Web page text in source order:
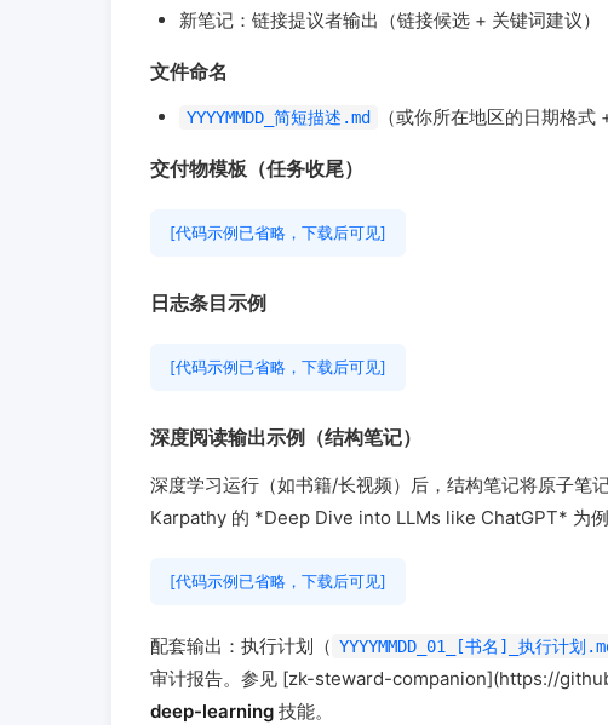
新笔记：链接提议者输出（链接候选 + 关键词建议）
文件命名
YYYYMMDD_简短描述.md （或你所在地区的日期格式
交付物模板（任务收尾）
[代码示例已省略，下载后可见]
日志条目示例
[代码示例已省略，下载后可见]
深度阅读输出示例（结构笔记）
深度学习运行（如书籍/长视频）后，结构笔记将原子笔
Karpathy 的 *Deep Dive into LLMs like ChatGPT* 为例
[代码示例已省略，下载后可见]
配套输出：执行计划（ YYYYMMDD_01_[书名]_执行计划
审计报告。参见 [zk-steward-companion](https://
deep-learning 技能。